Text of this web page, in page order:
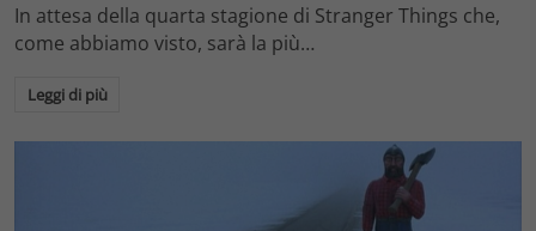
In attesa della quarta stagione di Stranger Things che,
come abbiamo visto, sarà la più…
Leggi di più